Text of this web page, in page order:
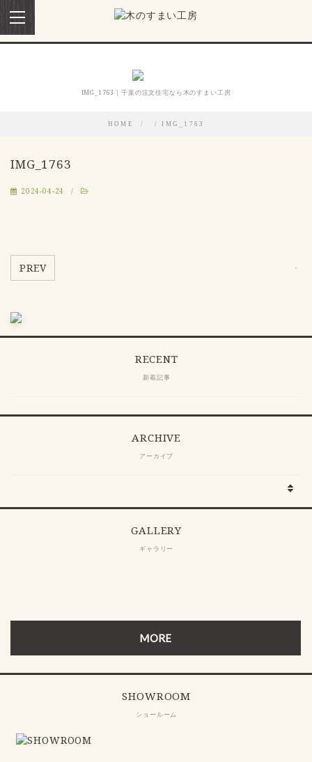
toggle
navigation
IMG_1763｜千葉の注文住宅なら木のすまい工房
HOME IMG_1763
IMG_1763
2024-04-24
PREV
RECENT
新着記事
ARCHIVE
アーカイブ
GALLERY
ギャラリー
MORE
SHOWROOM
ショールーム